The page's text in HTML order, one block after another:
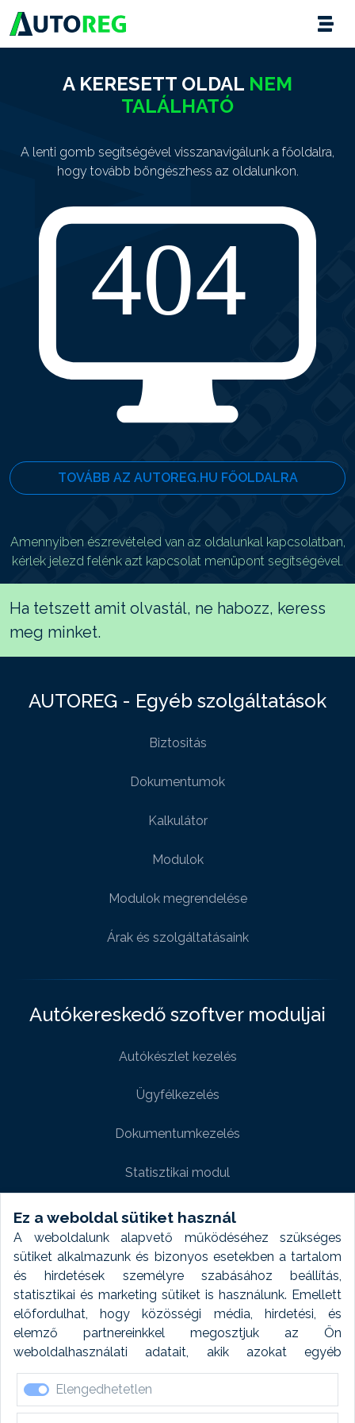
Ez a weboldal sütiket használ
A weboldalunk alapvető működéséhez szükséges
sütiket alkalmazunk és bizonyos esetekben a tartalom
és hirdetések személyre szabásához beállítás,
statisztikai és marketing sütiket is használunk. Emellett
előfordulhat, hogy közösségi média, hirdetési, és
elemző partnereinkkel megosztjuk az Ön
weboldalhasználati adatait, akik azokat egyéb
forrásokból gyűjtött adatokkal kombinálhatják. A sütik
elfogadásával kapcsolatosan naplózást végzünk és
ezen adatokat 6 hónap után automatikusan töröljük. A
Elengedhetetlen
A KERESETT OLDAL NEM
TALÁLHATÓ
A lenti gomb segítségével visszanavigálunk a főoldalra,
hogy tovább böngészhess az oldalunkon.
TOVÁBB AZ AUTOREG.HU FŐOLDALRA
Amennyiben észrevételed van az oldalunkal kapcsolatban,
kérlek jelezd felénk azt kapcsolat menüpont segítségével.
Ha tetszett amit olvastál, ne habozz, keress
meg minket.
AUTOREG - Egyéb szolgáltatások
Biztositás
Dokumentumok
Kalkulátor
Modulok
Modulok megrendelése
Árak és szolgáltatásaink
Autókereskedő szoftver moduljai
Autókészlet kezelés
Ügyfélkezelés
Dokumentumkezelés
Statisztikai modul
Weboldal modul
Fényképtár extra modul
Autómosó modul
Feladatütemezés